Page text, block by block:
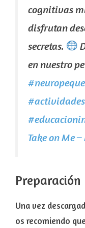
cognitivas
disfrutan
secretas.
en nuestro
#neuropeque
Take on Me
Preparación
Una vez
os recomiendo